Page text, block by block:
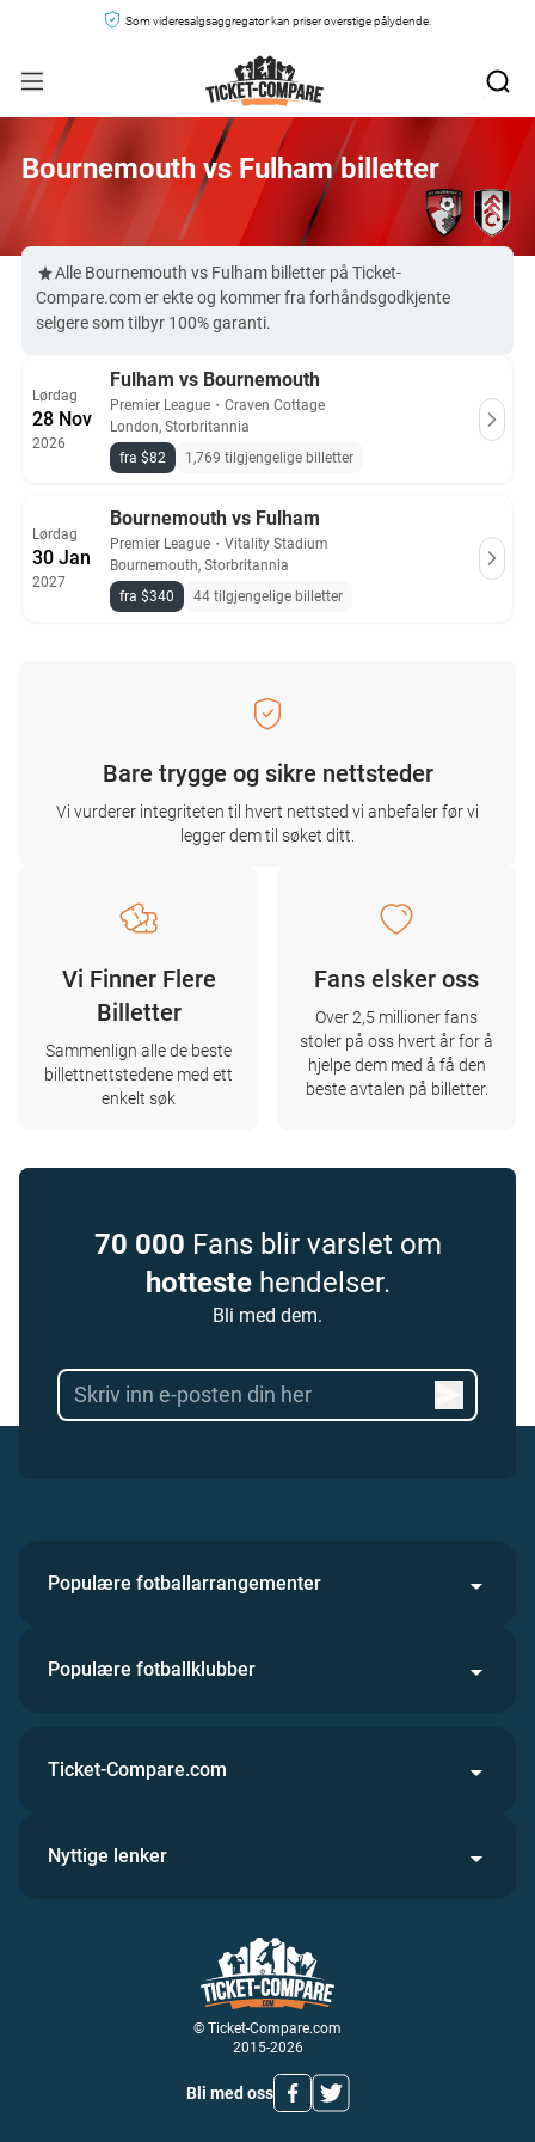
Som videresalgsaggregator kan priser overstige pålydende.
Bournemouth vs Fulham billetter
Alle Bournemouth vs Fulham billetter på Ticket-
Compare.com er ekte og kommer fra forhåndsgodkjente
selgere som tilbyr 100% garanti.
Lørdag
28 Nov
2026
Fulham vs Bournemouth
Premier League ・ Craven Cottage
London, Storbritannia
fra $82
1,769 tilgjengelige billetter
Lørdag
30 Jan
2027
Bournemouth vs Fulham
Premier League ・ Vitality Stadium
Bournemouth, Storbritannia
fra $340
44 tilgjengelige billetter
Bare trygge og sikre nettsteder
Vi vurderer integriteten til hvert nettsted vi anbefaler før vi
legger dem til søket ditt.
Vi Finner Flere
Billetter
Sammenlign alle de beste
billettnettstedene med ett
enkelt søk
Fans elsker oss
Over 2,5 millioner fans
stoler på oss hvert år for å
hjelpe dem med å få den
beste avtalen på billetter.
70 000 Fans blir varslet om
hottestehendelser.
Bli med dem.
Populære fotballarrangementer
Populære fotballklubber
© Ticket-Compare.com
2015-2026
Bli med oss
Ticket-Compare.com
Nyttige lenker